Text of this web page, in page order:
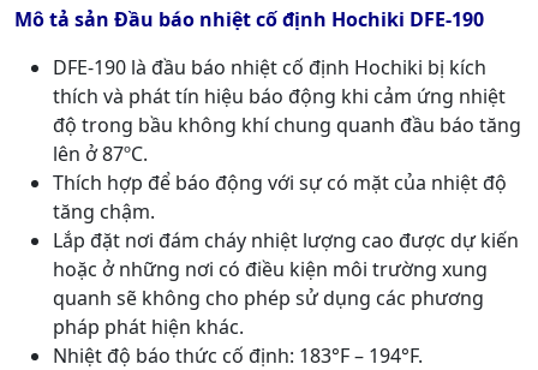
Mô tả sản Đầu báo nhiệt cố định Hochiki DFE-190
DFE-190 là đầu báo nhiệt cố định Hochiki bị kích
thích và phát tín hiệu báo động khi cảm ứng nhiệt
độ trong bầu không khí chung quanh đầu báo tăng
lên ở 87ºC.
Thích hợp để báo động với sự có mặt của nhiệt độ
tăng chậm.
Lắp đặt nơi đám cháy nhiệt lượng cao được dự kiến
hoặc ở những nơi có điều kiện môi trường xung
quanh sẽ không cho phép sử dụng các phương
pháp phát hiện khác.
Nhiệt độ báo thức cố định: 183°F – 194°F.